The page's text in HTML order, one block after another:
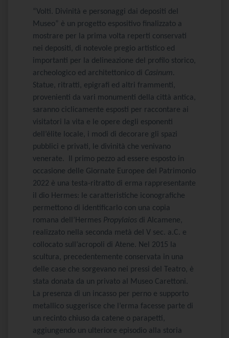
“Volti. Divinità e personaggi dai depositi del
Museo” è un progetto espositivo finalizzato a
mostrare per la prima volta reperti conservati
nei depositi, di notevole pregio artistico ed
importanti per la delineazione del profilo storico,
archeologico ed architettonico di Casinum.
Statue, ritratti, epigrafi ed altri frammenti,
provenienti da vari monumenti della città antica,
saranno ciclicamente esposti per raccontare ai
visitatori la vita e le opere degli esponenti
dell’élite locale, i modi di decorare gli spazi
pubblici e privati, le divinità che venivano
venerate. Il primo pezzo ad essere esposto in
occasione delle Giornate Europee del Patrimonio
2022 è una testa-ritratto di erma rappresentante
il dio Hermes: le caratteristiche iconografiche
permettono di identificarlo con una copia
romana dell’Hermes Propylaios di Alcamene,
realizzato nella seconda metà del V sec. a.C. e
collocato sull’acropoli di Atene. Nel 2015 la
scultura, precedentemente conservata in una
delle case che sorgevano nei pressi del Teatro, è
stata donata da un privato al Museo Carettoni.
La presenza di un incasso per perno e supporto
metallico suggerisce che l’erma facesse parte di
un recinto chiuso da catene o parapetti,
aggiungendo un ulteriore episodio alla storia